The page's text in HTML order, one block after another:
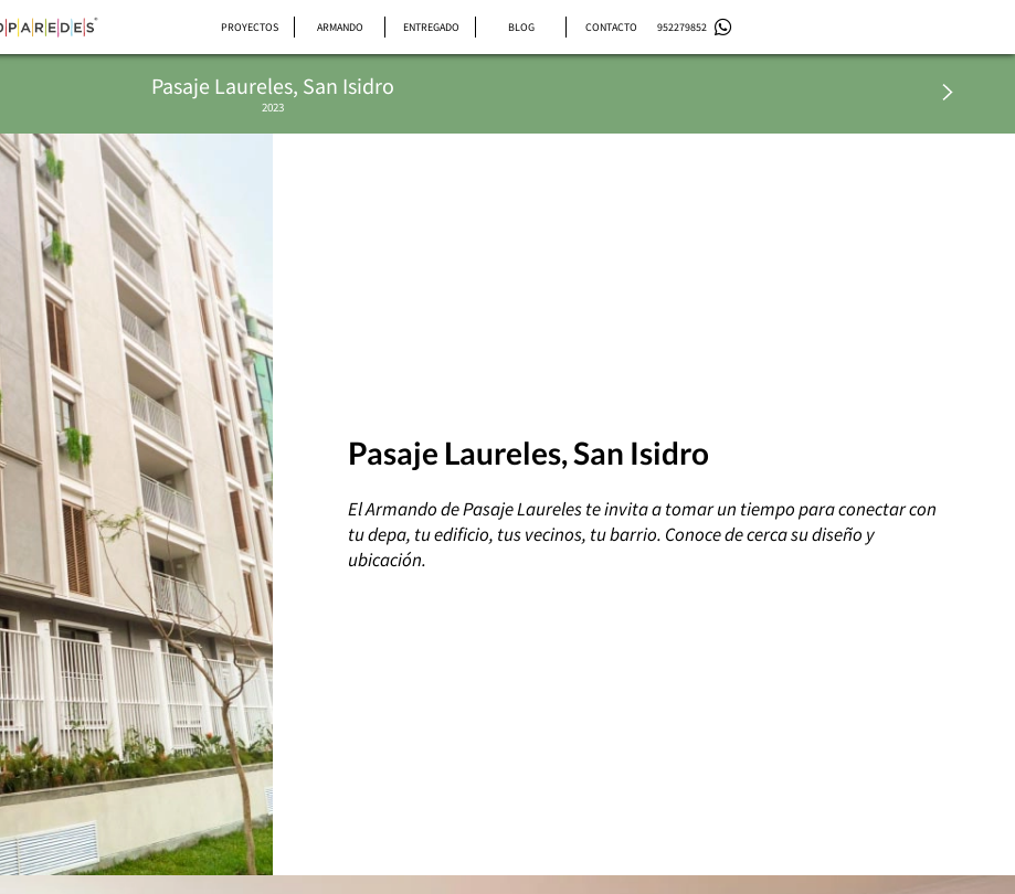
PROYECTOS ARMANDO ENTREGADO BLOG CONTACTO 952279852
Pasaje Laureles, San Isidro
2023
Pasaje Laureles, San Isidro
El Armando de Pasaje Laureles te invita a tomar un tiempo para conectar con
tu depa, tu edificio, tus vecinos, tu barrio. Conoce de cerca su diseño y
ubicación.